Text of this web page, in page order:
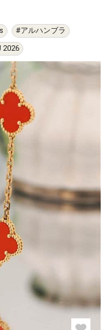
#アルハンブラ
2026